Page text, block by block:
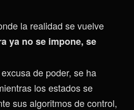
la realidad se vuelve
ya no se impone, se
de poder, se ha
los estados se
sus algoritmos de control,